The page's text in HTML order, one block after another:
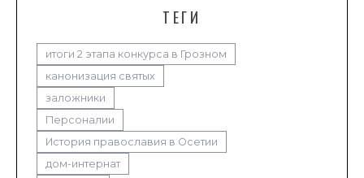
ТЕГИ
итоги 2 этапа конкурса в Грозном
канонизация святых
заложники
Персоналии
История православия в Осетии
дом-интернат